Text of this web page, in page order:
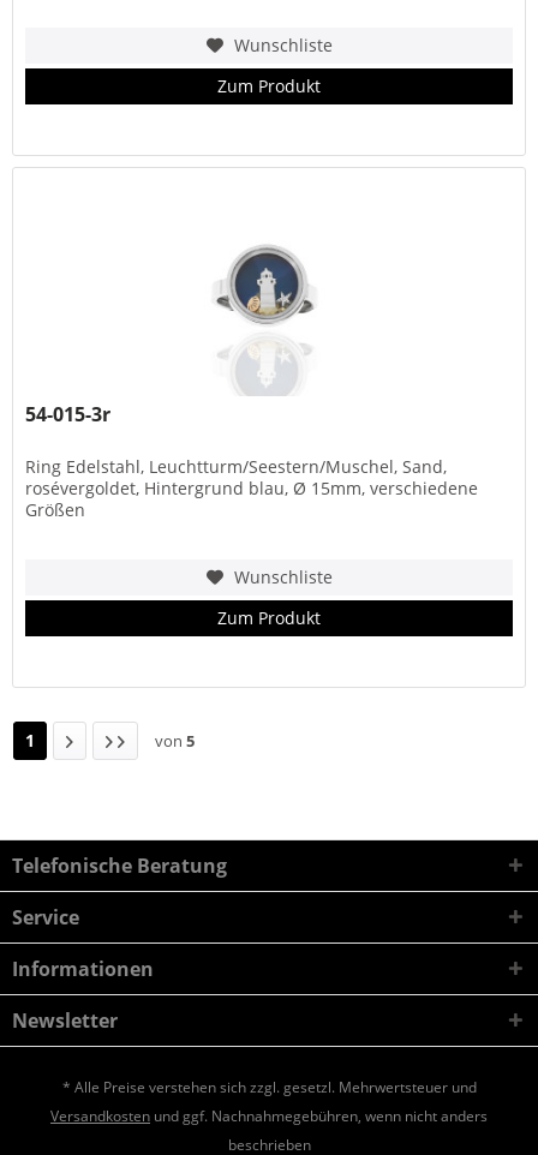
Wunschliste
Zum Produkt
54-015-3r
Ring Edelstahl, Leuchtturm/Seestern/Muschel, Sand,
rosévergoldet, Hintergrund blau, Ø 15mm, verschiedene
Größen
Wunschliste
Zum Produkt
1 von 5
Telefonische Beratung
Service
Informationen
Newsletter
* Alle Preise verstehen sich zzgl. gesetzl. Mehrwertsteuer und
Versandkosten und ggf. Nachnahmegebühren, wenn nicht anders
beschrieben